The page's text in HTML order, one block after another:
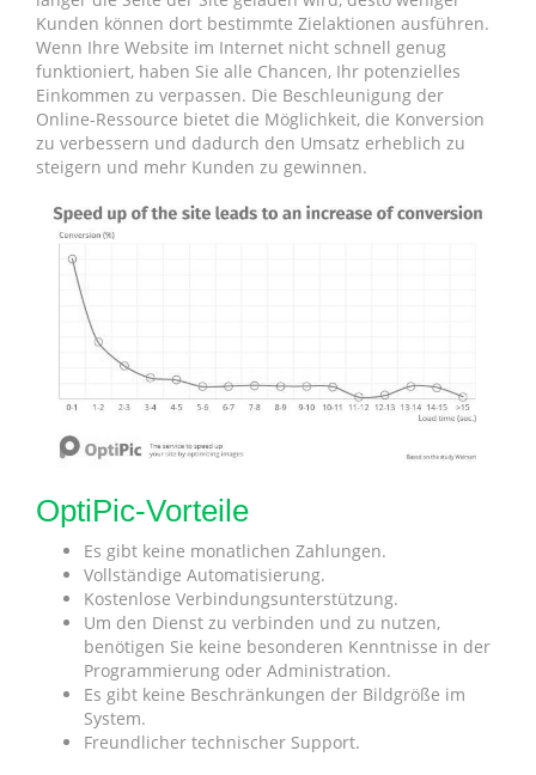
Kunden können dort bestimmte Zielaktionen ausführen.
Wenn Ihre Website im Internet nicht schnell genug
funktioniert, haben Sie alle Chancen, Ihr potenzielles
Einkommen zu verpassen. Die Beschleunigung der
Online-Ressource bietet die Möglichkeit, die Konversion
zu verbessern und dadurch den Umsatz erheblich zu
steigern und mehr Kunden zu gewinnen.
OptiPic-Vorteile
Es gibt keine monatlichen Zahlungen.
Vollständige Automatisierung.
Kostenlose Verbindungsunterstützung.
Um den Dienst zu verbinden und zu nutzen,
benötigen Sie keine besonderen Kenntnisse in der
Programmierung oder Administration.
Es gibt keine Beschränkungen der Bildgröße im
System.
Freundlicher technischer Support.